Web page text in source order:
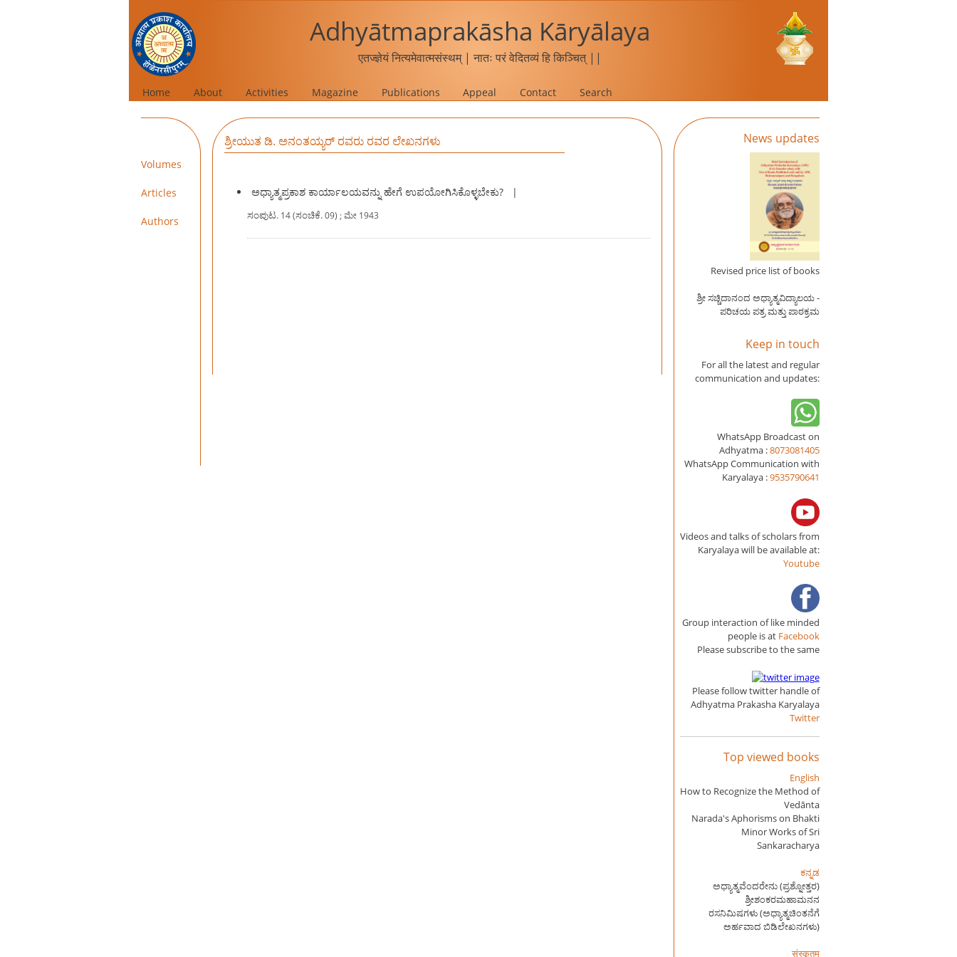
Adhyātmaprakāsha Kāryālaya
एतज्ज्ञेयं नित्यमेवात्मसंस्थम् | नातः परं वेदितव्यं हि किञ्चित् ||
Home About Activities Magazine Publications Appeal Contact Search
Volumes
Articles
Authors
ಶ್ರೀಯುತ ಡಿ. ಅನಂತಯ್ಯರ್ ರವರು ರವರ ಲೇಖನಗಳು
ಅಧ್ಯಾತ್ಮಪ್ರಕಾಶ ಕಾರ್ಯಾಲಯವನ್ನು ಹೇಗೆ ಉಪಯೋಗಿಸಿಕೊಳ್ಳಬೇಕು? |
ಸಂಪುಟ.14 (ಸಂಚಿಕೆ.09) ; ಮೇ 1943
News updates
Revised price list of books
ಶ್ರೀ ಸಚ್ಚಿದಾನಂದ ಅಧ್ಯಾತ್ಮವಿದ್ಯಾಲಯ -
ಪರಿಚಯ ಪತ್ರ ಮತ್ತು ಪಾಠಕ್ರಮ
Keep in touch
For all the latest and regular
communication and updates:
WhatsApp Broadcast on
Adhyatma :8073081405
WhatsApp Communication with
Karyalaya :9535790641
Videos and talks of scholars from
Karyalaya will be available at:
Youtube
Group interaction of like minded
people is at Facebook
Please subscribe to the same
Please follow twitter handle of
Adhyatma Prakasha Karyalaya
Twitter
Top viewed books
English
How to Recognize the Method of
Vedānta
Narada's Aphorisms on Bhakti
Minor Works of Sri
Sankaracharya
ಕನ್ನಡ
ಅಧ್ಯಾತ್ಮವೆಂದರೇನು (ಪ್ರಶ್ನೋತ್ತರ)
ಶ್ರೀಶಂಕರಮಹಾಮನನ
ರಸನಿಮಿಷಗಳು (ಅಧ್ಯಾತ್ಮಚಿಂತನೆಗೆ
ಅರ್ಹವಾದ ಬಿಡಿಲೇಖನಗಳು)
संस्कृतम्